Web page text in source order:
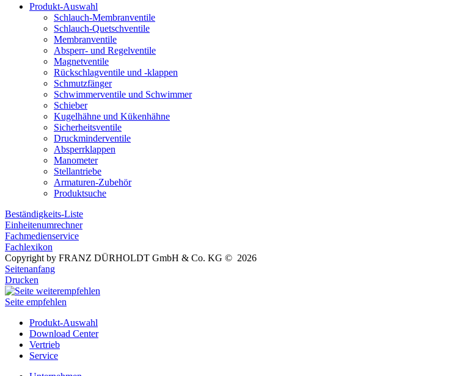
Produkt-Auswahl
Schlauch-Membranventile
Schlauch-Quetschventile
Membranventile
Absperr- und Regelventile
Magnetventile
Rückschlagventile und -klappen
Schmutzfänger
Schwimmerventile und Schwimmer
Schieber
Kugelhähne und Kükenhähne
Sicherheitsventile
Druckminderventile
Absperrklappen
Manometer
Stellantriebe
Armaturen-Zubehör
Produktsuche
Beständigkeits-Liste
Einheitenumrechner
Fachmedienservice
Fachlexikon
Copyright by FRANZ DÜRHOLDT GmbH & Co. KG © 2026
Seitenanfang
Drucken
Seite empfehlen
Produkt-Auswahl
Download Center
Vertrieb
Service